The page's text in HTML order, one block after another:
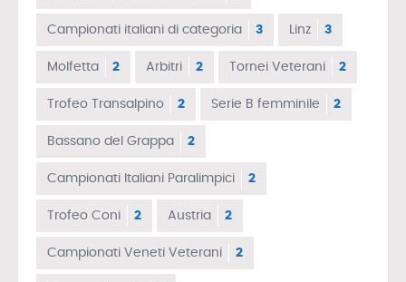
Campionati italiani di categoria 3 Linz 3
Molfetta 2 Arbitri 2 Tornei Veterani 2
Trofeo Transalpino 2 Serie B femminile 2
Bassano del Grappa 2
Campionati Italiani Paralimpici 2
Trofeo Coni 2 Austria 2
Campionati Veneti Veterani 2